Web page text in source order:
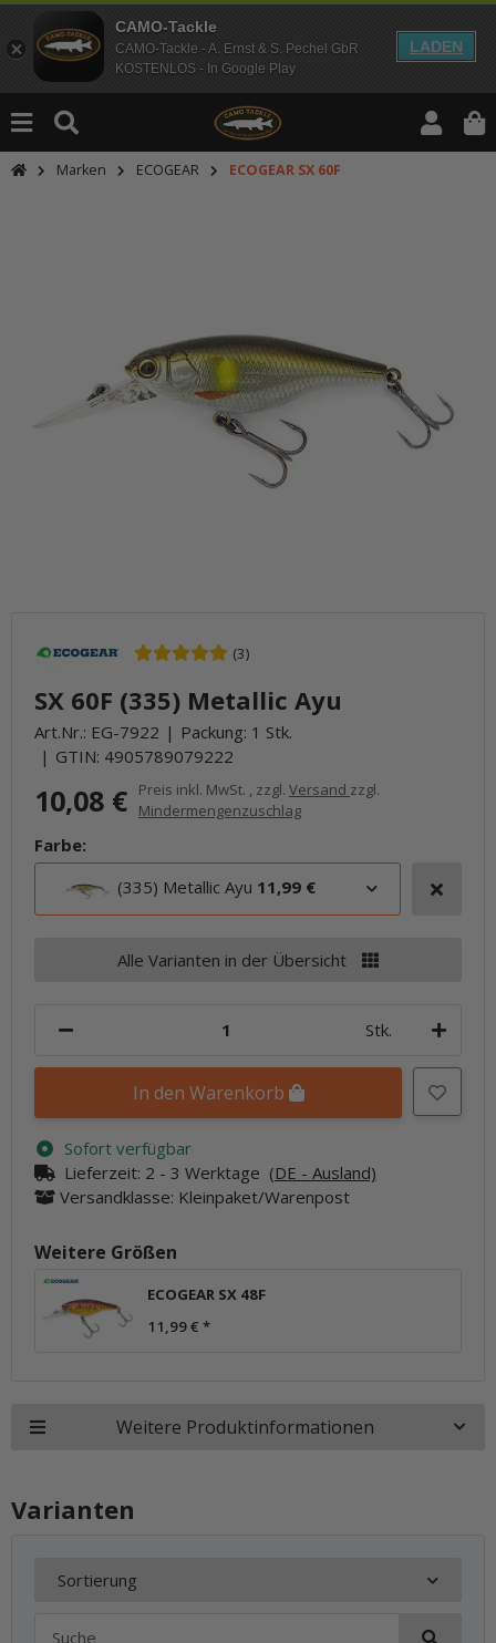
CAMO-Tackle
CAMO-Tackle - A. Ernst & S. Pechel GbR
KOSTENLOS - In Google Play
LADEN
Marken ECOGEAR ECOGEAR SX 60F
(3)
SX 60F (335) Metallic Ayu
Art.Nr.: EG-7922
Packung: 1 Stk.
GTIN: 4905789079222
10,08 € Preis inkl. MwSt. , zzgl. Versand zzgl.
Mindermengenzuschlag
Farbe:
(335) Metallic Ayu 11,99 €
Alle Varianten in der Übersicht
Stk.
In den Warenkorb
Sofort verfügbar
Lieferzeit: 2 - 3 Werktage (DE - Ausland)
Versandklasse: Kleinpaket/Warenpost
Weitere Größen
ECOGEAR SX 48F
11,99 € *
Weitere Produktinformationen
Varianten
Sortierung